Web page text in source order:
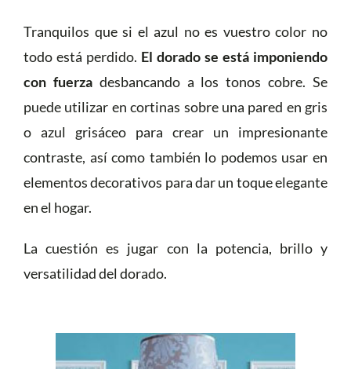
Tranquilos que si el azul no es vuestro color no
todo está perdido. El dorado se está imponiendo
con fuerzadesbancando a los tonos cobre. Se
puede utilizar en cortinas sobre una pared en gris
o azul grisáceo para crear un impresionante
contraste, así como también lo podemos usar en
elementos decorativos para dar un toque elegante
en el hogar.
La cuestión es jugar con la potencia, brillo y
versatilidad del dorado.